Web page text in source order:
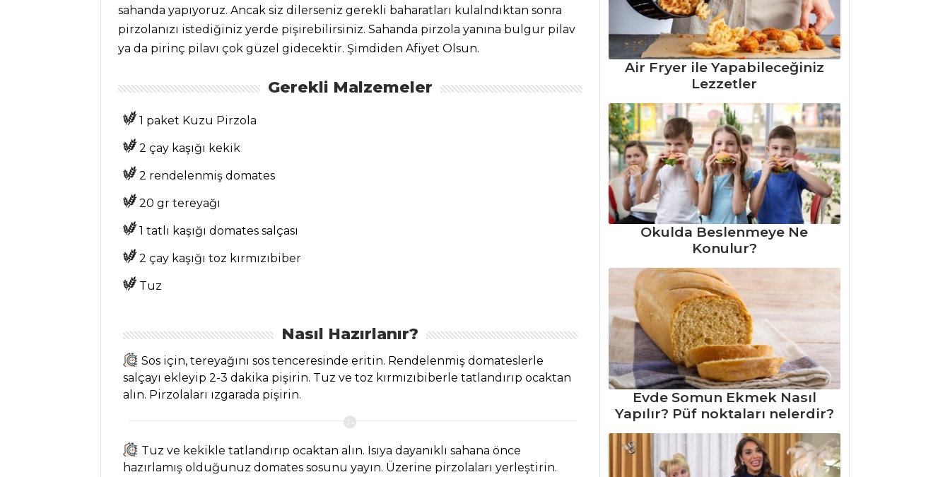
Girit Ezme Tarifi,
Karides Turşusu
Yoğurtlu İrmik
Gıldık Çorbası
Tarifi, Nasıl Yapılır?
Tarifi, Nasıl Yapılır?
sahanda yapıyoruz. Ancak siz dilerseniz gerekli baharatları kulalndıktan sonra
pirzolanızı istediğiniz yerde pişirebilirsiniz. Sahanda pirzola yanına bulgur pilav
ya da pirinç pilavı çok güzel gidecektir. Şimdiden Afiyet Olsun.
Gerekli Malzemeler
1 paket Kuzu Pirzola
2 çay kaşığı kekik
2 rendelenmiş domates
20 gr tereyağı
1 tatlı kaşığı domates salçası
2 çay kaşığı toz kırmızıbiber
Tuz
Nasıl Hazırlanır?
Sos için, tereyağını sos tenceresinde eritin. Rendelenmiş domateslerle
salçayı ekleyip 2-3 dakika pişirin. Tuz ve toz kırmızıbiberle tatlandırıp ocaktan
alın. Pirzolaları ızgarada pişirin.
Tuz ve kekikle tatlandırıp ocaktan alın. Isıya dayanıklı sahana önce
hazırlamış olduğunuz domates sosunu yayın. Üzerine pirzolaları yerleştirin.
Air Fryer ile Yapabileceğiniz
Lezzetler
Okulda Beslenmeye Ne
Konulur?
Evde Somun Ekmek Nasıl
Yapılır? Püf noktaları nelerdir?